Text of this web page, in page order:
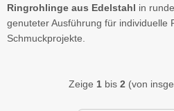
Ringrohlinge aus Edelstahl in
genuteter Ausführung für individuelle
Schmuckprojekte.
Zeige 1 bis 2 (von